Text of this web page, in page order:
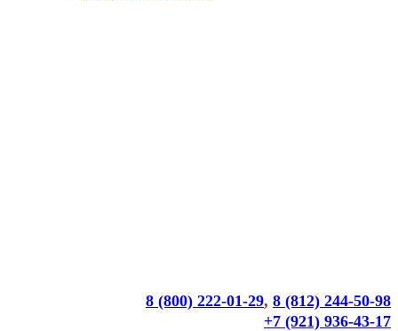
8 (800) 222-01-29, 8 (812) 244-50-98
+7 (921) 936-43-17